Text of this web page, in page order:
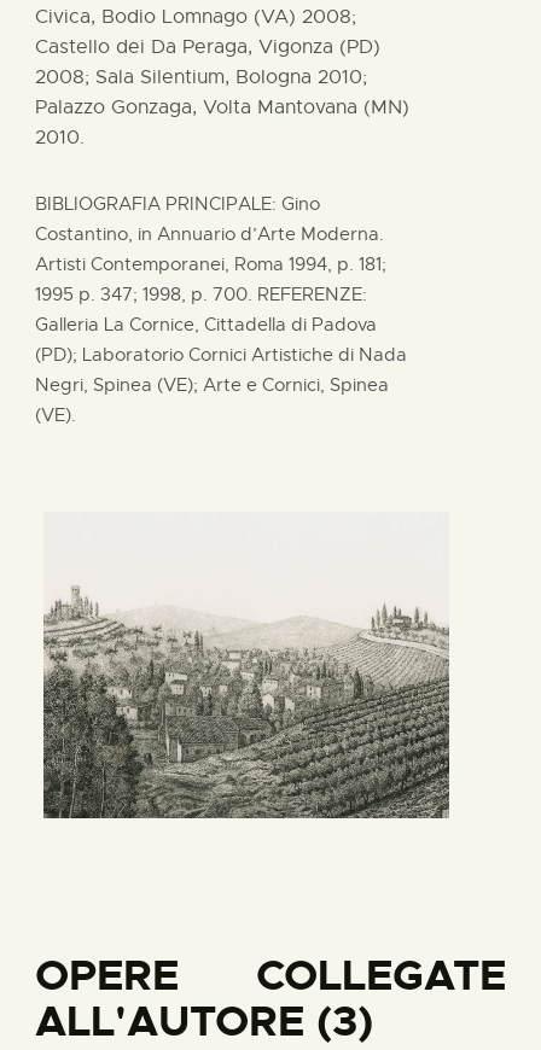
Civica, Bodio Lomnago (VA) 2008;
Castello dei Da Peraga, Vigonza (PD)
2008; Sala Silentium, Bologna 2010;
Palazzo Gonzaga, Volta Mantovana (MN)
2010.
BIBLIOGRAFIA PRINCIPALE: Gino
Costantino, in Annuario d’Arte Moderna.
Artisti Contemporanei, Roma 1994, p. 181;
1995 p. 347; 1998, p. 700. REFERENZE:
Galleria La Cornice, Cittadella di Padova
(PD); Laboratorio Cornici Artistiche di Nada
Negri, Spinea (VE); Arte e Cornici, Spinea
(VE).
OPERE COLLEGATE
ALL'AUTORE (3)